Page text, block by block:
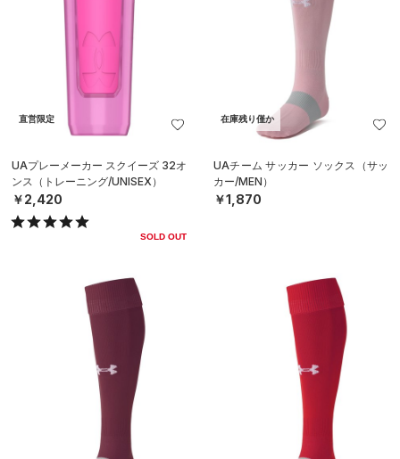
直営限定
UAプレーメーカー スクイーズ 32オ
ンス（トレーニング/UNISEX）
￥2,420
SOLD OUT
在庫残り僅か
UAチーム サッカー ソックス（サッ
カー/MEN）
￥1,870